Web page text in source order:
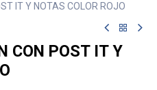
IT Y NOTAS COLOR ROJO
CON POST IT Y